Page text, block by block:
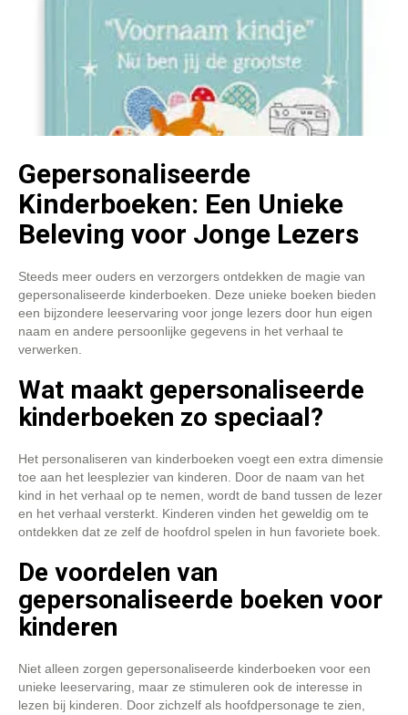
Gepersonaliseerde
Kinderboeken: Een Unieke
Beleving voor Jonge Lezers
Steeds meer ouders en verzorgers ontdekken de magie van
gepersonaliseerde kinderboeken. Deze unieke boeken bieden
een bijzondere leeservaring voor jonge lezers door hun eigen
naam en andere persoonlijke gegevens in het verhaal te
verwerken.
Wat maakt gepersonaliseerde
kinderboeken zo speciaal?
Het personaliseren van kinderboeken voegt een extra dimensie
toe aan het leesplezier van kinderen. Door de naam van het
kind in het verhaal op te nemen, wordt de band tussen de lezer
en het verhaal versterkt. Kinderen vinden het geweldig om te
ontdekken dat ze zelf de hoofdrol spelen in hun favoriete boek.
De voordelen van
gepersonaliseerde boeken voor
kinderen
Niet alleen zorgen gepersonaliseerde kinderboeken voor een
unieke leeservaring, maar ze stimuleren ook de interesse in
lezen bij kinderen. Door zichzelf als hoofdpersonage te zien,